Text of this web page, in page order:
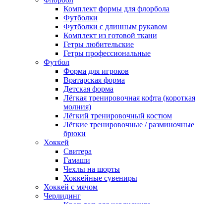
Комплект формы для флорбола
Футболки
Футболки с длинным рукавом
Комплект из готовой ткани
Гетры любительские
Гетры профессиональные
Футбол
Форма для игроков
Вратарская форма
Детская форма
Лёгкая тренировочная кофта (короткая
молния)
Лёгкий тренировочный костюм
Лёгкие тренировочные / разминочные
брюки
Хоккей
Свитера
Гамаши
Чехлы на шорты
Хоккейные сувениры
Хоккей с мячом
Черлидинг